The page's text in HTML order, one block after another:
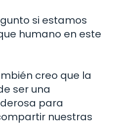
si estamos
humano en este
creo que la
ser una
para
nuestras